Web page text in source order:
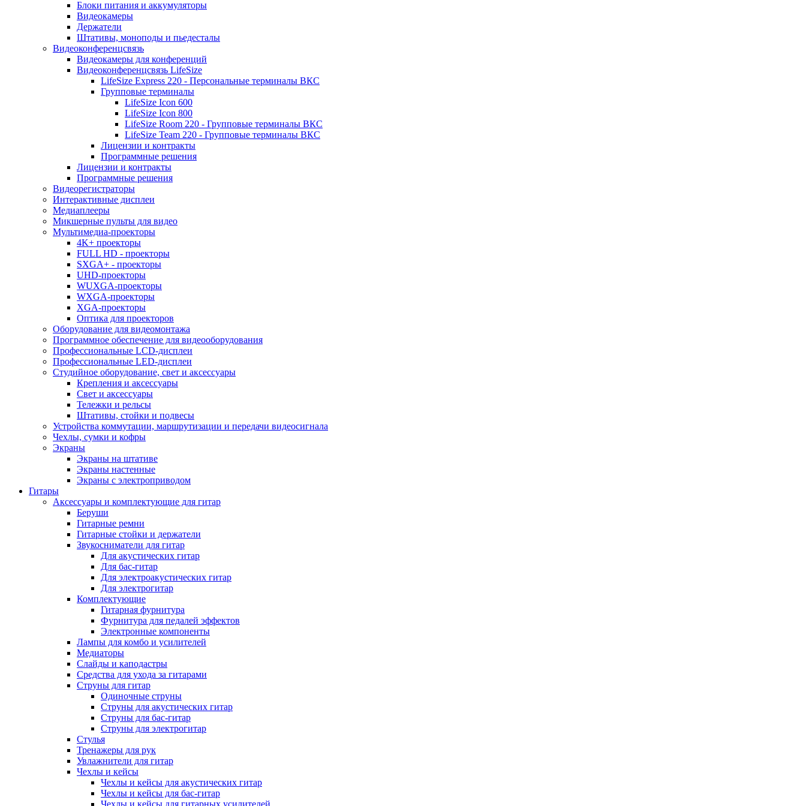
Блоки питания и аккумуляторы
Видеокамеры
Держатели
Штативы, моноподы и пьедесталы
Видеоконференцсвязь
Видеокамеры для конференций
Видеоконференцсвязь LifeSize
LifeSize Express 220 - Персональные терминалы ВКС
Групповые терминалы
LifeSize Icon 600
LifeSize Icon 800
LifeSize Room 220 - Групповые терминалы ВКС
LifeSize Team 220 - Групповые терминалы ВКС
Лицензии и контракты
Программные решения
Лицензии и контракты
Программные решения
Видеорегистраторы
Интерактивные дисплеи
Медиаплееры
Микшерные пульты для видео
Мультимедиа-проекторы
4K+ проекторы
FULL HD - проекторы
SXGA+ - проекторы
UHD-проекторы
WUXGA-проекторы
WXGA-проекторы
XGA-проекторы
Оптика для проекторов
Оборудование для видеомонтажа
Программное обеспечение для видеооборудования
Профессиональные LCD-дисплеи
Профессиональные LED-дисплеи
Студийное оборудование, свет и аксессуары
Крепления и аксессуары
Свет и аксессуары
Тележки и рельсы
Штативы, стойки и подвесы
Устройства коммутации, маршрутизации и передачи видеосигнала
Чехлы, сумки и кофры
Экраны
Экраны на штативе
Экраны настенные
Экраны с электроприводом
Гитары
Аксессуары и комплектующие для гитар
Беруши
Гитарные ремни
Гитарные стойки и держатели
Звукосниматели для гитар
Для акустических гитар
Для бас-гитар
Для электроакустических гитар
Для электрогитар
Комплектующие
Гитарная фурнитура
Фурнитура для педалей эффектов
Электронные компоненты
Лампы для комбо и усилителей
Медиаторы
Слайды и каподастры
Средства для ухода за гитарами
Струны для гитар
Одиночные струны
Струны для акустических гитар
Струны для бас-гитар
Струны для электрогитар
Стулья
Тренажеры для рук
Увлажнители для гитар
Чехлы и кейсы
Чехлы и кейсы для акустических гитар
Чехлы и кейсы для бас-гитар
Чехлы и кейсы для гитарных усилителей